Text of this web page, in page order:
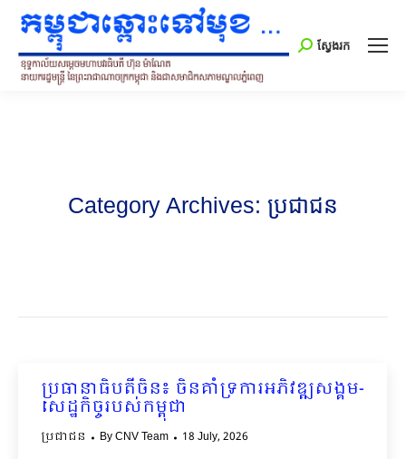
Search:
ស្វែងរក
Category Archives: ប្រជាជន
ប្រធានាធិបតីចិន៖ ចិនគាំទ្រការអភិវឌ្ឍសង្គម-
សេដ្ឋកិច្ចរបស់កម្ពុជា
ប្រជាជន ByCNV Team 18 July, 2026